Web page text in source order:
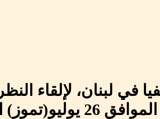
لبنان، لإلقاء
الراحل الفنان اللبناني زياد الرحباني